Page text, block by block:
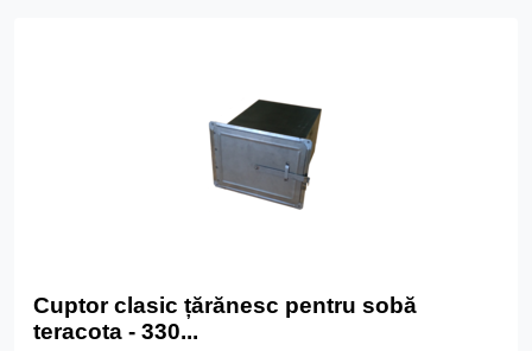
Cuptor clasic țărănesc pentru sobă
teracota - 330...